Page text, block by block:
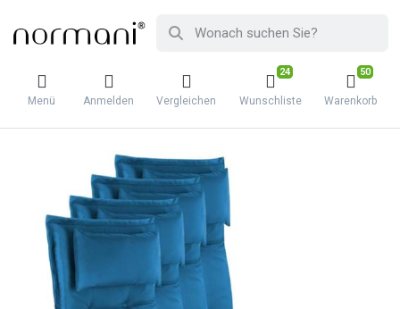
Menü Anmelden Vergleichen
24
Wunschliste
50
Warenkorb